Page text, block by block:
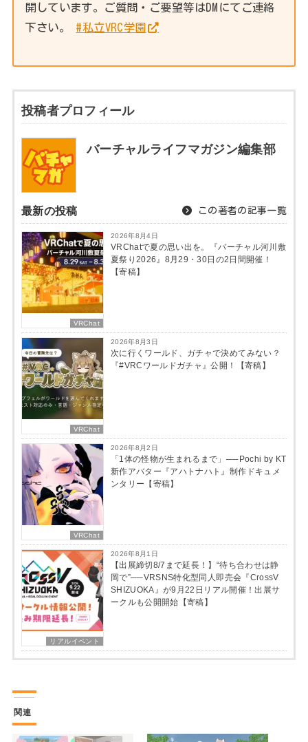
開しています。ご質問・ご要望等はDMにてご連絡
下さい。 #私立VRC学園
投稿者プロフィール
バーチャルライフマガジン編集部
最新の投稿 この著者の記事一覧
VRChat
2026年8月4日
VRChatで夏の思い出を。『バーチャル河川敷
夏祭り2026』8月29・30日の2日間開催！
【寄稿】
VRChat
2026年8月3日
次に行くワールド、ガチャで決めてみない？
『#VRCワールドガチャ』公開！【寄稿】
VRChat
2026年8月2日
「1体の怪物が生まれるまで」──Pochi by KT
新作アバター『アハトナハト』制作ドキュメ
ンタリー【寄稿】
リアルイベント
2026年8月1日
【出展締切8/7まで延長！】“待ち合わせは静
岡で”──VRSNS特化型同人即売会『CrossV
SHIZUOKA』が9月22日リアル開催！出展サ
ークルも公開開始【寄稿】
関連